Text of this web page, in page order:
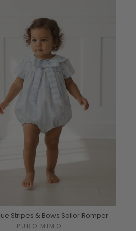
Stripes & Bows Sailor Romper
PURO MIMO